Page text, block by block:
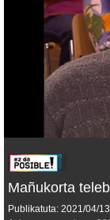
Mañukorta
Publikatuta: 2021/04/13